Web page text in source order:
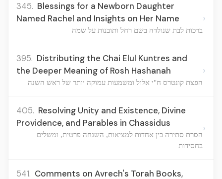
345. Blessings for a Newborn Daughter
Named Rachel and Insights on Her Name
ברכות לבת שנולדה בשם רחל ותובנות על שמה
›
395. Distributing the Chai Elul Kuntres and
the Deeper Meaning of Rosh Hashanah
הפצת קונטרס ח"י אלול ומשמעות עמוקה יותר של ראש השנה
›
405. Resolving Unity and Existence, Divine
Providence, and Parables in Chassidus
הסרת סתירה בין אחדות למציאות, השגחה פרטית, ומשלים
בחסידות
›
541. Comments on Avrech's Torah Books,